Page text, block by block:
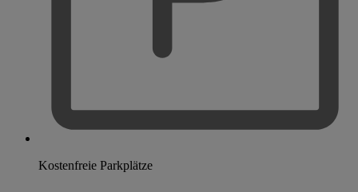
Kostenfreie Parkplätze